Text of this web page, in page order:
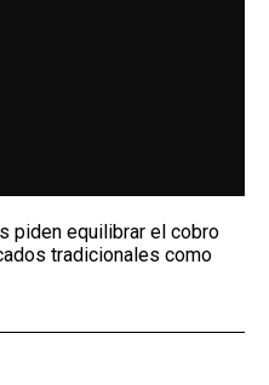
piden equilibrar el cobro
tradicionales como